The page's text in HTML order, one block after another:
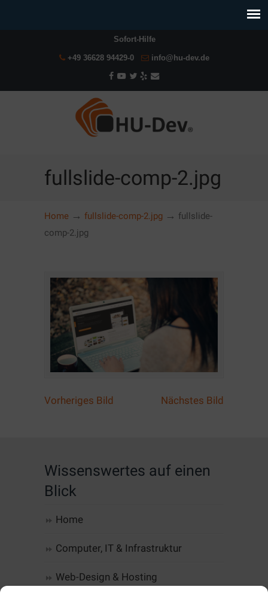
Sofort-Hilfe
+49 36628 94429-0 info@hu-dev.de
fullslide-comp-2.jpg
Home → fullslide-comp-2.jpg → fullslide-
comp-2.jpg
Vorheriges Bild Nächstes Bild
Wissenswertes auf einen
Blick
Home
Computer, IT & Infrastruktur
Web-Design & Hosting